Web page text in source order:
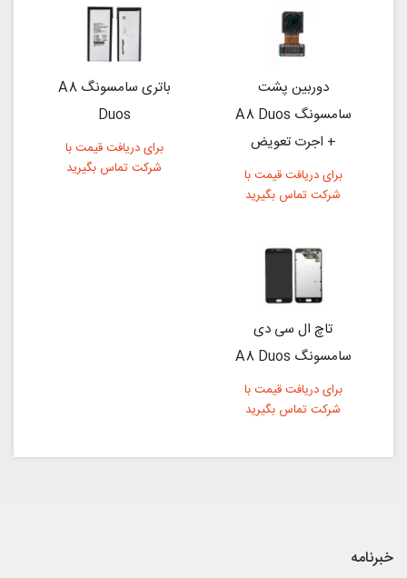
دوربین پشت
سامسونگ A8 Duos
+ اجرت تعویض
برای دریافت قیمت با
شرکت تماس بگیرید
باتری سامسونگ A8
Duos
برای دریافت قیمت با
شرکت تماس بگیرید
تاچ ال سی دی
سامسونگ A8 Duos
برای دریافت قیمت با
شرکت تماس بگیرید
خبرنامه